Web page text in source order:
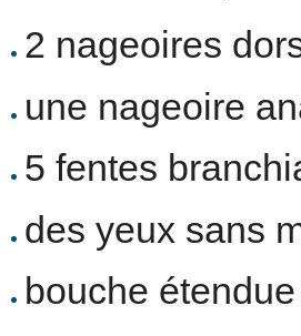
2 nageoires
une nageoire
5 fentes
des yeux sans
bouche